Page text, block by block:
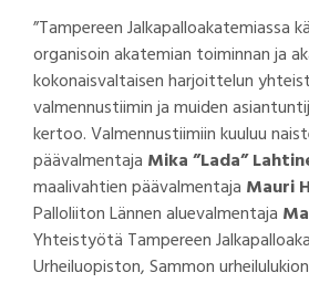
”Tampereen Jalkapalloakatemiassa
organisoin akatemian toiminnan ja
kokonaisvaltaisen harjoittelun
valmennustiimin ja muiden
kertoo. Valmennustiimiin kuuluu
päävalmentaja Mika ”Lada”
maalivahtien päävalmentaja Mauri
Palloliiton Lännen aluevalmentaja
Yhteistyötä Tampereen
Urheiluopiston, Sammon